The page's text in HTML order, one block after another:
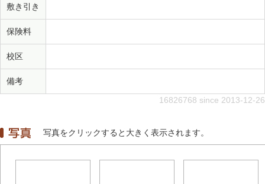
敷き引き
保険料
校区
備考
16826768 since 2013-12-26
写真をクリックすると大きく表示されます。